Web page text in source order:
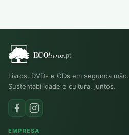
Livros, DVDs e CDs em segunda mão.
Sustentabilidade e cultura, juntos.
EMPRESA